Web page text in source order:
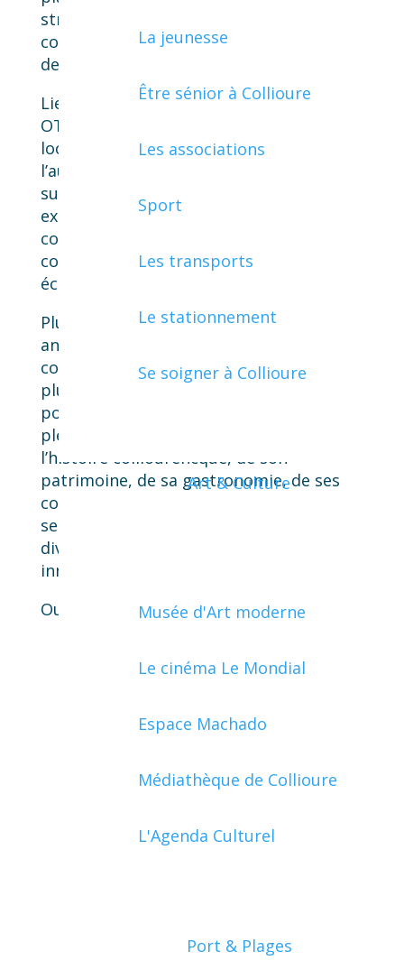
La jeunesse
Être sénior à Collioure
Les associations
Sport
Les transports
Le stationnement
Se soigner à Collioure
Art & Culture
Musée d'Art moderne
Le cinéma Le Mondial
Espace Machado
Médiathèque de Collioure
L'Agenda Culturel
Port & Plages
structure aménagée pour accueillir
comme il se doit un office du tourisme
de 1ère catégorie moderne et attractif.
Lieu d’échanges et de culture, le nouvel
OT réaménagé
locaux accueillants valorisant
l’authenticité colliourencque, et
susceptibles de proposer des
expériences diverses. Outre la
communication touristique, la
configuration future permettra aussi des
échanges interactifs et humains.
Plus moderne, et en même temps plus
ancré dans la tradition catalane et
colliourencque, plus ergonomique et
plus central, le nouvel établissement
pourra jouer auprès des touristes,
pleinement son rôle d’ambassadeur de
l’histoire colliourencque, de son
patrimoine, de sa gastronomie, de ses
coutumes, de son paysage…sans oublier
ses manifestations ludiques,
divertissantes, traditionnelles ou
innovantes.
Ouverture prévue en juin 2025